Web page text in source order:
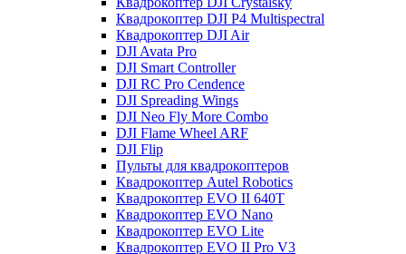
Квадрокоптер DJI P4 Multispectral
Квадрокоптер DJI Air
DJI Avata Pro
DJI Smart Controller
DJI RC Pro Cendence
DJI Spreading Wings
DJI Neo Fly More Combo
DJI Flame Wheel ARF
DJI Flip
Пульты для квадрокоптеров
Квадрокоптер Autel Robotics
Квадрокоптер EVO II 640T
Квадрокоптер EVO Nano
Квадрокоптер EVO Lite
Квадрокоптер EVO II Pro V3